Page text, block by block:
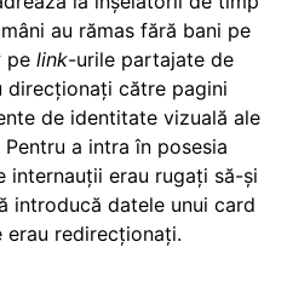
au rămas fără bani pe
pe link-urile partajate de
direcționați către pagini
de identitate vizuală ale
a intra în posesia
internauții erau rugați să-și
introducă datele unui card
erau redirecționați.